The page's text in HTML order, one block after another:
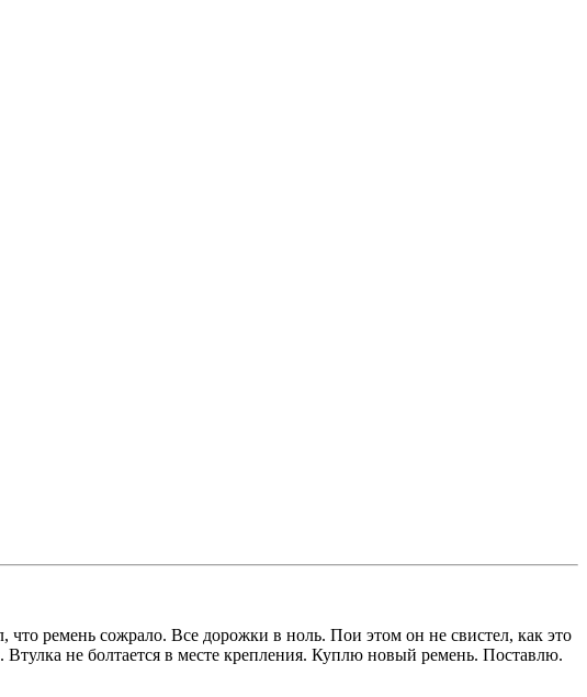
ремень сожрало. Все дорожки в ноль. Пои этом он не свистел, как это
не болтается в месте крепления. Куплю новый ремень. Поставлю.